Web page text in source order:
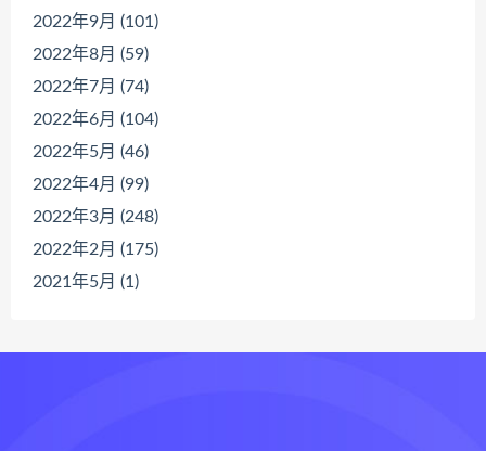
2022年9月 (101)
2022年8月 (59)
2022年7月 (74)
2022年6月 (104)
2022年5月 (46)
2022年4月 (99)
2022年3月 (248)
2022年2月 (175)
2021年5月 (1)